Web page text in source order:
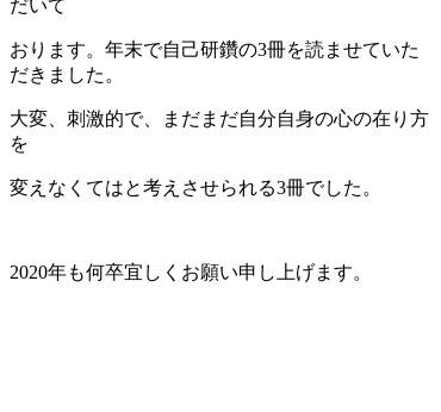
だいて
おります。年末で自己研鑽の3冊を読ませていた
だきました。
大変、刺激的で、まだまだ自分自身の心の在り方
を
変えなくてはと考えさせられる3冊でした。
2020年も何卒宜しくお願い申し上げます。